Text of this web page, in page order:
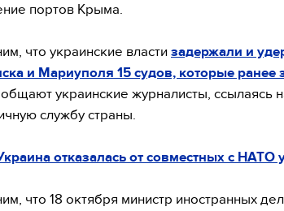
портов Крыма.
что украинские власти задержали и
и Мариуполя 15 судов, которые ранее
украинские журналисты, ссылаясь
службу страны.
отказалась от совместных с НАТО
что 18 октября министр иностранных